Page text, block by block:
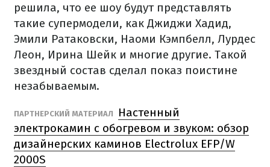
решила, что ее шоу будут представлять
такие супермодели, как Джиджи Хадид,
Эмили Ратаковски, Наоми Кэмпбелл, Лурдес
Леон, Ирина Шейк и многие другие. Такой
звездный состав сделал показ поистине
незабываемым.
ПАРТНЕРСКИЙ МАТЕРИАЛ
Настенный
электрокамин с обогревом и звуком: обзор
дизайнерских каминов Electrolux EFP/W
2000S